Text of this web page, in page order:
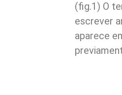
(fig.1) O
escrever
aparece